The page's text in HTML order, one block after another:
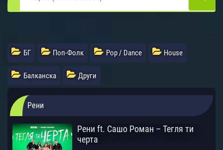
БГ Поп-Фолк Pop / Dance House
Балканска Други
Рени
Рени ft. Сашо Роман – Тегля ти
черта